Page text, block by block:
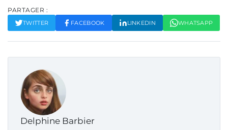
PARTAGER :
TWITTER FACEBOOK LINKEDIN WHATSAPP
Delphine Barbier